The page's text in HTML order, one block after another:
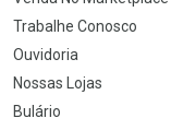
Trabalhe Conosco
Ouvidoria
Nossas Lojas
Bulário